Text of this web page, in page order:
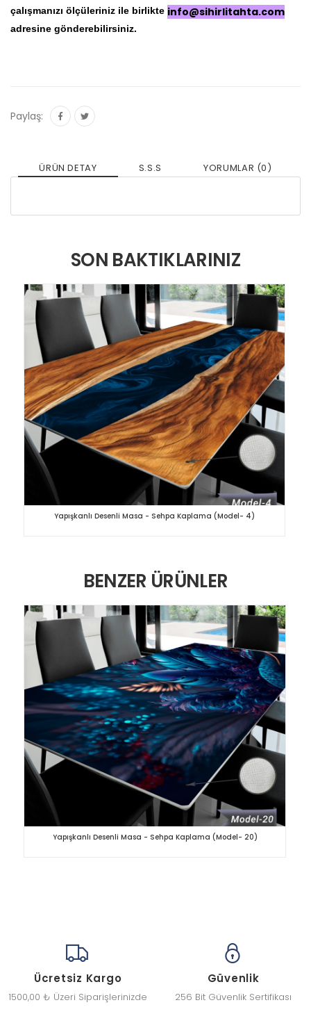
çalışmanızı ölçüleriniz ile birlikte info@sihirlitahta.com
adresine gönderebilirsiniz.
Paylaş:
ÜRÜN DETAY S.S.S YORUMLAR (0)
SON BAKTIKLARINIZ
Yapışkanlı Desenli Masa - Sehpa Kaplama (Model- 4)
BENZER ÜRÜNLER
Yapışkanlı Desenli Masa - Sehpa Kaplama (Model- 20)
Ücretsiz Kargo
1500,00 ₺ Üzeri Siparişlerinizde
Güvenlik
256 Bit Güvenlik Sertifikası